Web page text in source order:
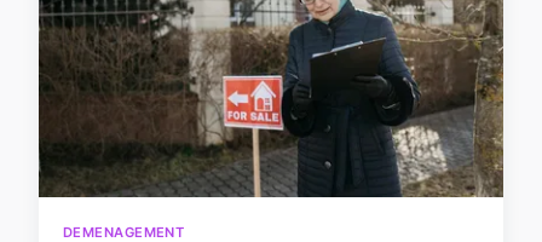
DEMENAGEMENT